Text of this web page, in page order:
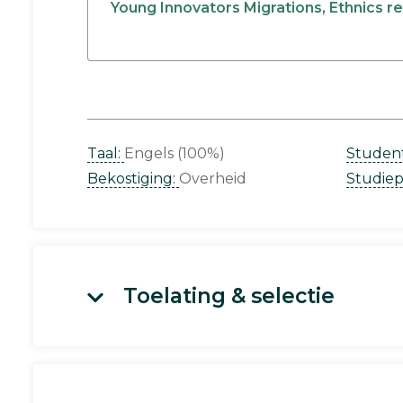
Young Innovators Migrations, Ethnics
Taal: Engels (100%)
Bekostiging: Overheid
Toelating & selectie